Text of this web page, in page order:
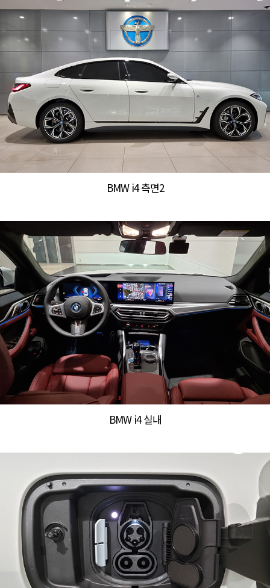
BMW i4 측면2
BMW i4 실내